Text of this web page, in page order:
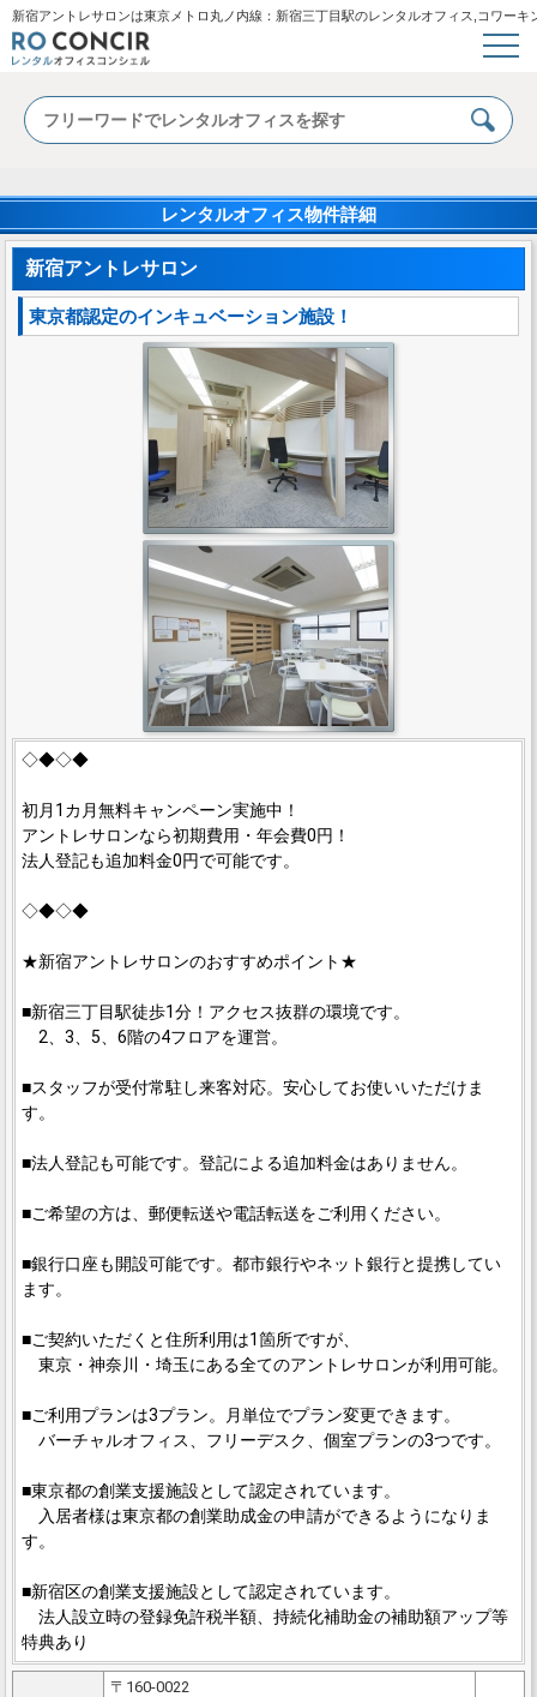
新宿アントレサロンは東京メトロ丸ノ内線：新宿三丁目駅のレンタルオフィス,コワー
レンタルオフィス物件詳細
新宿アントレサロン
東京都認定のインキュベーション施設！
◇◆◇◆
初月1カ月無料キャンペーン実施中！
アントレサロンなら初期費用・年会費0円！
法人登記も追加料金0円で可能です。
◇◆◇◆
★新宿アントレサロンのおすすめポイント★
■新宿三丁目駅徒歩1分！アクセス抜群の環境です。
2、3、5、6階の4フロアを運営。
■スタッフが受付常駐し来客対応。安心してお使いいただけま
す。
■法人登記も可能です。登記による追加料金はありません。
■ご希望の方は、郵便転送や電話転送をご利用ください。
■銀行口座も開設可能です。都市銀行やネット銀行と提携してい
ます。
■ご契約いただくと住所利用は1箇所ですが、
東京・神奈川・埼玉にある全てのアントレサロンが利用可能。
■ご利用プランは3プラン。月単位でプラン変更できます。
バーチャルオフィス、フリーデスク、個室プランの3つです。
■東京都の創業支援施設として認定されています。
入居者様は東京都の創業助成金の申請ができるようになりま
す。
■新宿区の創業支援施設として認定されています。
法人設立時の登録免許税半額、持続化補助金の補助額アップ等
特典あり
〒160-0022